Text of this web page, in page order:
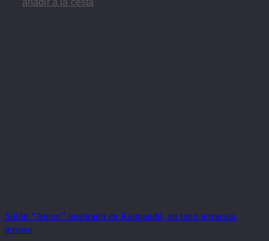
añadir a la cesta
Sillón “Amon” inspirado en Katmandú, en tono terracota
terroso